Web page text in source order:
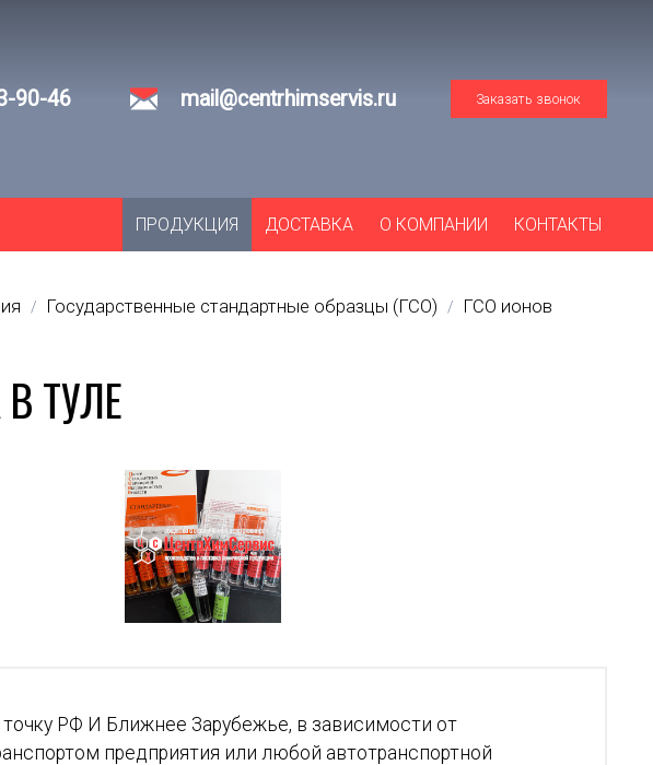
90-46 mail@centrhimservis.ru Заказать звонок
ПРОДУКЦИЯ ДОСТАВКА О КОМПАНИИ КОНТАКТЫ
/ Государственные стандартные образцы (ГСО) /
ГСО ионов
ТУЛЕ
РФ И Ближнее Зарубежье, в зависимости от
предприятия или любой автотранспортной